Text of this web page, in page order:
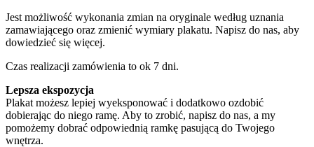
Jest możliwość wykonania zmian na oryginale według uznania
zamawiającego oraz zmienić wymiary plakatu. Napisz do nas, aby
dowiedzieć się więcej.
Czas realizacji zamówienia to ok 7 dni.
Lepsza ekspozycja
Plakat możesz lepiej wyeksponować i dodatkowo ozdobić
dobierając do niego ramę. Aby to zrobić, napisz do nas, a my
pomożemy dobrać odpowiednią ramkę pasującą do Twojego
wnętrza.